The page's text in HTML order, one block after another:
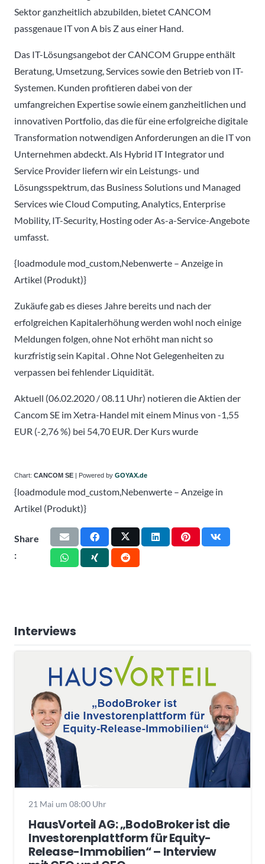
Sektor ganzheitlich abzubilden, bietet CANCOM
passgenaue IT von A bis Z aus einer Hand.
Das IT-Lösungsangebot der CANCOM Gruppe enthält
Beratung, Umsetzung, Services sowie den Betrieb von IT-
Systemen. Kunden profitieren dabei von der
umfangreichen Expertise sowie einem ganzheitlichen und
innovativen Portfolio, das die für eine erfolgreiche digitale
Transformation notwendigen Anforderungen an die IT von
Unternehmen abdeckt. Als Hybrid IT Integrator und
Service Provider liefern wir ein Leistungs- und
Lösungsspektrum, das Business Solutions und Managed
Services wie Cloud Computing, Analytics, Enterprise
Mobility, IT-Security, Hosting oder As-a-Service-Angebote
umfasst.
{loadmodule mod_custom,Nebenwerte – Anzeige in
Artikel (Produkt)}
Zukäufe gab es dieses Jahre bereits und nach der
erfolgreichen Kapitalerhöhung werden wohl noch einige
Meldungen folgen, ohne Not erhöht man nicht so
kurzfristig sein Kapital . Ohne Not Gelegenheiten zu
verpassen bei fehlender Liquidität.
Aktuell (06.02.2020 / 08.11 Uhr) notieren die Aktien der
Cancom SE im Xetra-Handel mit einem Minus von -1,55
EUR (-2,76 %) bei 54,70 EUR. Der Kurs wurde
Chart: CANCOM SE | Powered by GOYAX.de
{loadmodule mod_custom,Nebenwerte – Anzeige in
Artikel (Produkt)}
Share
:
Interviews
21 Mai um 08:00 Uhr
HausVorteil AG: „BodoBroker ist die
Investorenplattform für Equity-
Release-Immobilien“ – Interview